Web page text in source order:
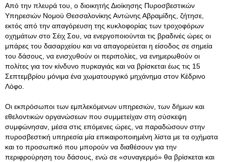
Από την πλευρά του, ο διοικητής Διοίκησης Πυροσβεστικών
Υπηρεσιών Νομού Θεσσαλονίκης Αντώνης Αβραμίδης, ζήτησε,
εκτός από την απαγόρευση της κυκλοφορίας των τροχοφόρων
οχημάτων στο Σέιχ Σου, να ενεργοποιούνται τις βραδινές ώρες οι
μπάρες του δασαρχείου και να απαγορεύεται η είσοδος σε σημεία
του δάσους, να ενισχυθούν οι περιπολίες, να ενημερωθούν οι
πολίτες για τον κίνδυνο πυρκαγιάς και να βρίσκεται έως τις 15
Σεπτεμβρίου μόνιμα ένα χωματουργικό μηχάνημα στον Κέδρινο
Λόφο.
Οι εκπρόσωποι των εμπλεκόμενων υπηρεσιών, των δήμων και
εθελοντικών οργανώσεων που συμμετείχαν στη σύσκεψη
συμφώνησαν, μέσα στις επόμενες ώρες, να παραδώσουν στην
πυροσβεστική υπηρεσία μία επικαιροποιημένη λίστα με τα οχήματα
και το προσωπικό που μπορούν να διαθέσουν για την
περιφρούρηση του δάσους, ενώ σε «συναγερμό» θα βρίσκεται και